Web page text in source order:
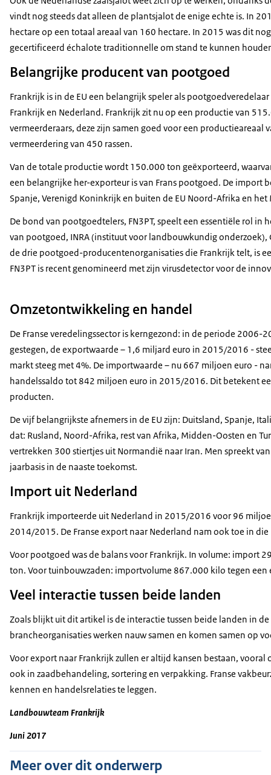
vindt nog steeds dat alleen de plantsjalot de enige echte is. In
hectare op een totaal areaal van 160 hectare. In 2015 was dit
gecertificeerd échalote traditionnelle om stand te kunnen
Belangrijke producent van pootgoed
Frankrijk is in de EU een belangrijk speler als
Frankrijk en Nederland. Frankrijk zit nu op een productie van
vermeerderaars, deze zijn samen goed voor een productieareaal
vermeerdering van 450 rassen.
Van de totale productie wordt 150.000 ton geëxporteerd,
een belangrijke her-exporteur is van Frans pootgoed. De import
Spanje, Verenigd Koninkrijk en buiten de EU Noord-Afrika en
De bond van pootgoedtelers, FN3PT, speelt een essentiële rol
van pootgoed, INRA (instituut voor landbouwkundig
de drie pootgoed-producentenorganisaties die Frankrijk telt, is
FN3PT is recent genomineerd met zijn virusdetector voor de
Omzetontwikkeling en handel
De Franse veredelingssector is kerngezond: in de periode 2006-
gestegen, de exportwaarde – 1,6 miljard euro in 2015/2016 -
markt steeg met 4%. De importwaarde – nu 667 miljoen euro -
handelssaldo tot 842 miljoen euro in 2015/2016. Dit betekent
producten.
De vijf belangrijkste afnemers in de EU zijn: Duitsland, Spanje,
dat: Rusland, Noord-Afrika, rest van Afrika, Midden-Oosten en
vertrekken 300 stiertjes uit Normandië naar Iran. Men spreekt
jaarbasis in de naaste toekomst.
Import uit Nederland
Frankrijk importeerde uit Nederland in 2015/2016 voor 96
2014/2015. De Franse export naar Nederland nam ook toe in
Voor pootgoed was de balans voor Frankrijk. In volume: import
ton. Voor tuinbouwzaden: importvolume 867.000 kilo tegen
Veel interactie tussen beide landen
Zoals blijkt uit dit artikel is de interactie tussen beide landen in
brancheorganisaties werken nauw samen en komen samen op
Voor export naar Frankrijk zullen er altijd kansen bestaan,
ook in zaadbehandeling, sortering en verpakking. Franse
kennen en handelsrelaties te leggen.
Landbouwteam Frankrijk
Juni 2017
Meer over dit onderwerp